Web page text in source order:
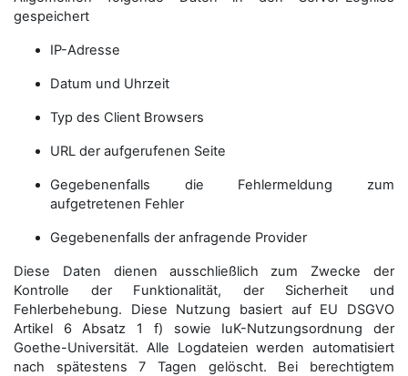
gespeichert
IP-Adresse
Datum und Uhrzeit
Typ des Client Browsers
URL der aufgerufenen Seite
Gegebenenfalls die Fehlermeldung zum
aufgetretenen Fehler
Gegebenenfalls der anfragende Provider
Diese Daten dienen ausschließlich zum Zwecke der
Kontrolle der Funktionalität, der Sicherheit und
Fehlerbehebung. Diese Nutzung basiert auf EU DSGVO
Artikel 6 Absatz 1 f) sowie IuK-Nutzungsordnung der
Goethe-Universität. Alle Logdateien werden auto­matisiert
nach spätestens 7 Tagen gelöscht. Bei berechtigtem